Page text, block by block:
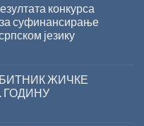
конкурса
суфинансирање
језику
ЖИЧКЕ
ГОДИНУ